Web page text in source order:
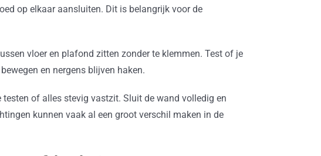
op elkaar aansluiten. Dit is belangrijk voor de
vloer en plafond zitten zonder te klemmen. Test of je
en nergens blijven haken.
of alles stevig vastzit. Sluit de wand volledig en
kunnen vaak al een groot verschil maken in de